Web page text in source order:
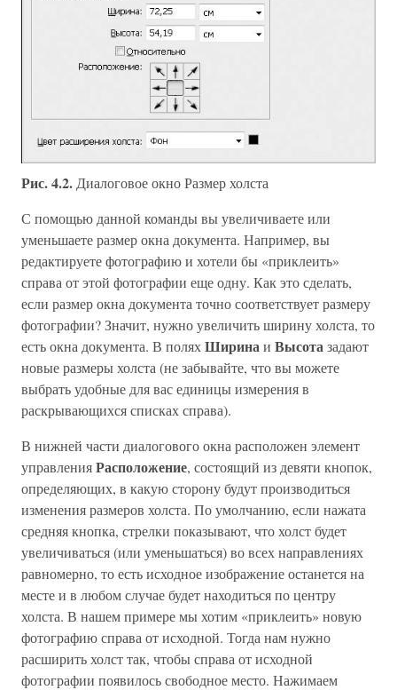
Рис. 4.2. Диалоговое окно Размер холста
С помощью данной команды вы увеличиваете или
уменьшаете размер окна документа. Например, вы
редактируете фотографию и хотели бы «приклеить»
справа от этой фотографии еще одну. Как это сделать,
если размер окна документа точно соответствует размеру
фотографии? Значит, нужно увеличить ширину холста, то
есть окна документа. В поляхШиринаи Высотазадают
новые размеры холста (не забывайте, что вы можете
выбрать удобные для вас единицы измерения в
раскрывающихся списках справа).
В нижней части диалогового окна расположен элемент
управленияРасположение, состоящий из девяти кнопок,
определяющих, в какую сторону будут производиться
изменения размеров холста. По умолчанию, если нажата
средняя кнопка, стрелки показывают, что холст будет
увеличиваться (или уменьшаться) во всех направлениях
равномерно, то есть исходное изображение останется на
месте и в любом случае будет находиться по центру
холста. В нашем примере мы хотим «приклеить» новую
фотографию справа от исходной. Тогда нам нужно
расширить холст так, чтобы справа от исходной
фотографии появилось свободное место. Нажимаем